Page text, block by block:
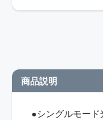
商品説明
●シングルモー